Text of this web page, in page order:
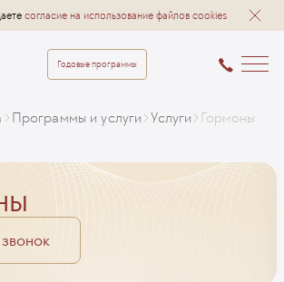
согласие на использование файлов cookies
Годовые программы
Программы и услуги Услуги Гормоны